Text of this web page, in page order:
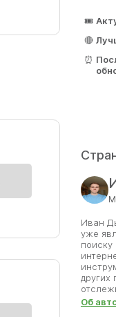
🎟️
🔴
⏰
Иван
уже
других
товары
Об